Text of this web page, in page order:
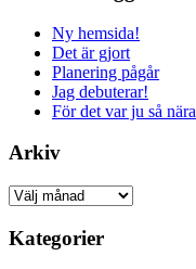
Ny hemsida!
Det är gjort
Planering pågår
Jag debuterar!
För det var ju så nära
Arkiv
Arkiv
Kategorier